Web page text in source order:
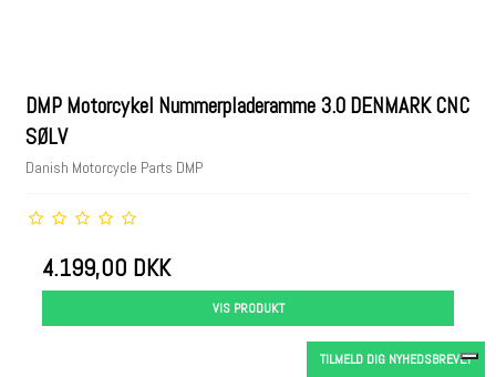
DMP Motorcykel Nummerpladeramme 3.0 DENMARK CNC
SØLV
Danish Motorcycle Parts DMP
4.199,00 DKK
VIS PRODUKT
TILMELD DIG NYHEDSBREVET